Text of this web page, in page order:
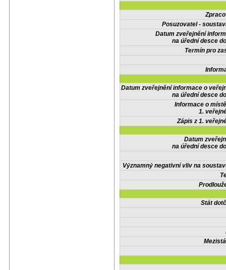
Posuzovatel -
Datum zveřejnění
na úřední desce
Termín pro
Datum zveřejnění informace o
na úřední desce
Informace o
1.
Zápis z 1.
Datum
na úřední desce
Významný negativní vliv na
Stát